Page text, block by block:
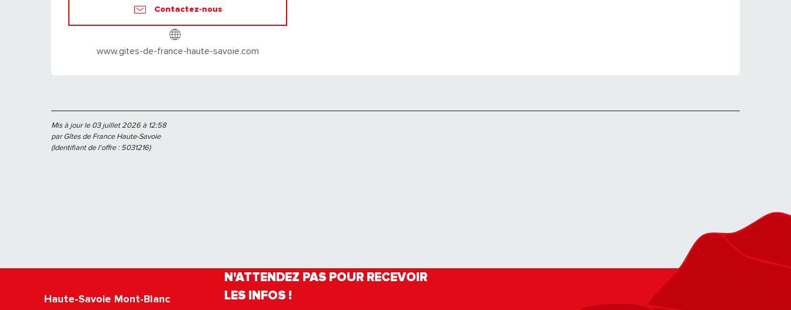
Contactez-nous
www.gites-de-france-haute-savoie.com
Mis à jour le 03 juillet 2026 à 12:58
par Gîtes de France Haute-Savoie
(Identifiant de l'offre :5031216)
Haute-Savoie Mont-Blanc
N'ATTENDEZ PAS POUR RECEVOIR
LES INFOS !